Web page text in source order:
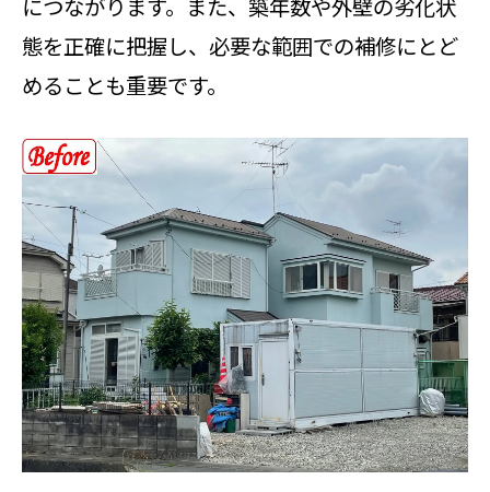
外壁塗装費用の削減に繋がる選択ポ
イント
の違い
塗料選びで差がつく外壁塗装の実践知識
外壁塗装で重要な塗料選びのポイン
ト解説
外壁塗装の耐久性と費用を左右する
塗料選定
外壁塗装の塗料比較で後悔しない選
び方
につながります。また、築年数や外壁の劣化状
態を正確に把握し、必要な範囲での補修にとど
めることも重要です。